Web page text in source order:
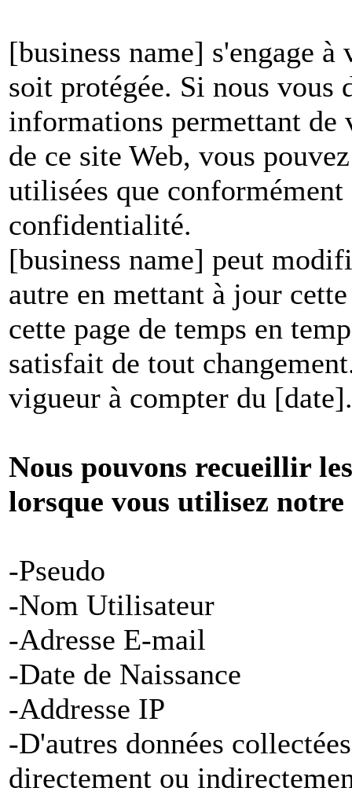
[business name] s'engage
soit protégée. Si nous vous
informations permettant
de ce site Web, vous
utilisées que
confidentialité.
[business name] peut
autre en mettant à jour
cette page de temps en
satisfait de tout
vigueur à compter du [date].
Nous pouvons recueillir
lorsque vous utilisez notre
-Pseudo
-Nom Utilisateur
-Adresse E-mail
-Date de Naissance
-Addresse IP
-D'autres données
directement ou